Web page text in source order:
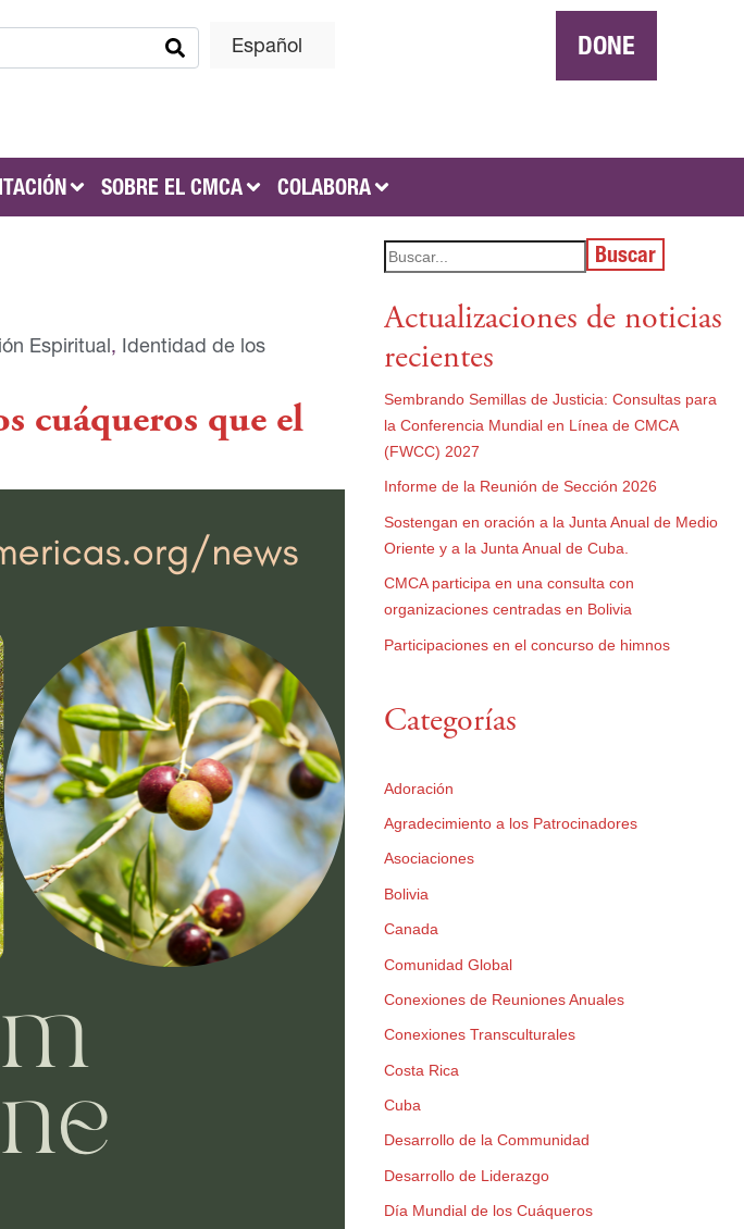
Español DONE
SOBRE EL CMCA COLABORA
Espiritual, Identidad de los
cuáqueros que el
Buscar
Actualizaciones de noticias
recientes
Sembrando Semillas de Justicia: Consultas para
la Conferencia Mundial en Línea de CMCA
(FWCC) 2027
Informe de la Reunión de Sección 2026
Sostengan en oración a la Junta Anual de Medio
Oriente y a la Junta Anual de Cuba.
CMCA participa en una consulta con
organizaciones centradas en Bolivia
Participaciones en el concurso de himnos
Categorías
Adoración
Agradecimiento a los Patrocinadores
Asociaciones
Bolivia
Canada
Comunidad Global
Conexiones de Reuniones Anuales
Conexiones Transculturales
Costa Rica
Cuba
Desarrollo de la Communidad
Desarrollo de Liderazgo
Día Mundial de los Cuáqueros